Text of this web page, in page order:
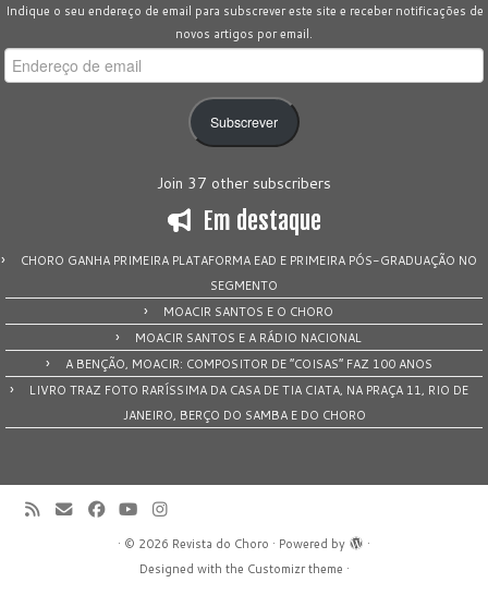
Indique o seu endereço de email para subscrever este site e receber notificações de
novos artigos por email.
Endereço
de
Subscrever
Join 37 other subscribers
Em destaque
CHORO GANHA PRIMEIRA PLATAFORMA EAD E PRIMEIRA PÓS-GRADUAÇÃO NO
SEGMENTO
MOACIR SANTOS E O CHORO
MOACIR SANTOS E A RÁDIO NACIONAL
A BENÇÃO, MOACIR: COMPOSITOR DE “COISAS” FAZ 100 ANOS
LIVRO TRAZ FOTO RARÍSSIMA DA CASA DE TIA CIATA, NA PRAÇA 11, RIO DE
JANEIRO, BERÇO DO SAMBA E DO CHORO
· © 2026 Revista do Choro · Powered by
·
Designed with the Customizr theme ·